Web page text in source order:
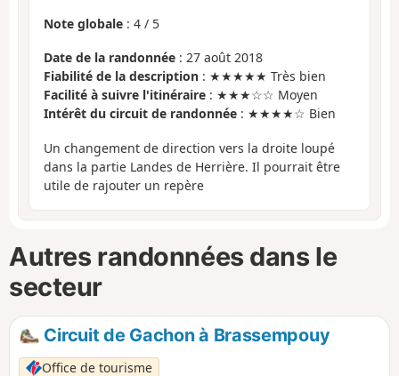
Note globale : 4 / 5
Date de la randonnée : 27 août 2018
Fiabilité de la description : ★★★★★ Très bien
Facilité à suivre l'itinéraire : ★★★☆☆ Moyen
Intérêt du circuit de randonnée : ★★★★☆ Bien
Un changement de direction vers la droite loupé
dans la partie Landes de Herrière. Il pourrait être
utile de rajouter un repère
Autres randonnées dans le
secteur
Circuit de Gachon à Brassempouy
Office de tourisme